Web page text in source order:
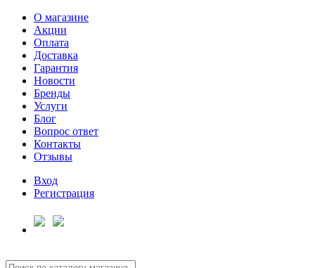
О магазине
Акции
Оплата
Доставка
Гарантия
Новости
Бренды
Услуги
Блог
Вопрос ответ
Контакты
Отзывы
Вход
Регистрация
Для клиентов всех банков
Разбейте
оплатуна части
без переплат
График платежей
Сегодня